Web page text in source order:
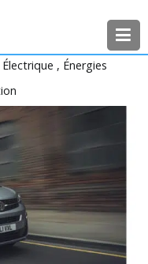
Électrique
Énergies